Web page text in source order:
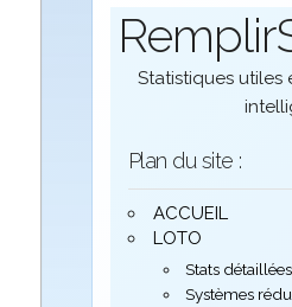
Statistiques utiles
Plan du site :
ACCUEIL
LOTO
Stats détaillées
Systèmes